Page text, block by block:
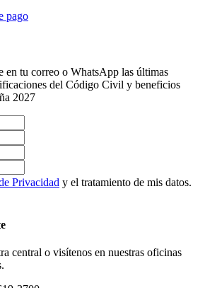
pago
en tu correo o WhatsApp las últimas
del Código Civil y beneficios
2027
Privacidad y el tratamiento de mis datos.
central o visítenos en nuestras oficinas